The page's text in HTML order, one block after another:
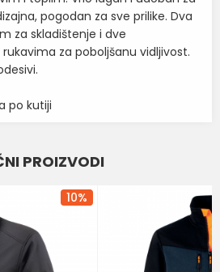
pogodan za sve prilike. Dva
za skladištenje i dve
za poboljšanu vidljivost.
po kutiji
SOFTSHELL I POLAR
REGATTA
PROIZVODI
10%